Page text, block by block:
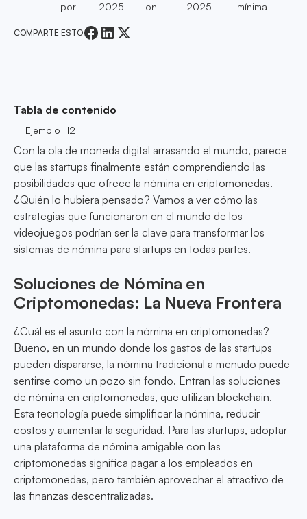
por
2025
on
2025
mínima
COMPARTE ESTO
Tabla de contenido
Ejemplo H2
Con la ola de moneda digital arrasando el mundo, parece
que las startups finalmente están comprendiendo las
posibilidades que ofrece la nómina en criptomonedas.
¿Quién lo hubiera pensado? Vamos a ver cómo las
estrategias que funcionaron en el mundo de los
videojuegos podrían ser la clave para transformar los
sistemas de nómina para startups en todas partes.
Soluciones de Nómina en
Criptomonedas: La Nueva Frontera
¿Cuál es el asunto con la nómina en criptomonedas?
Bueno, en un mundo donde los gastos de las startups
pueden dispararse, la nómina tradicional a menudo puede
sentirse como un pozo sin fondo. Entran las soluciones
de nómina en criptomonedas, que utilizan blockchain.
Esta tecnología puede simplificar la nómina, reducir
costos y aumentar la seguridad. Para las startups, adoptar
una plataforma de nómina amigable con las
criptomonedas significa pagar a los empleados en
criptomonedas, pero también aprovechar el atractivo de
las finanzas descentralizadas.